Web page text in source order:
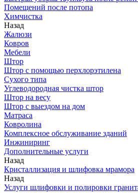
Помещений после потопа
Химчистка
Назад
Жалюзи
Ковров
Мебели
Штор
Штор с помощью перхлорэтилена
Сухого типа
Углеводородная чистка штор
Штор на весу
Штор с выездом на дом
Матраса
Ковролина
Комплексное обслуживание зданий
Инжиниринг
Дополнительные услуги
Назад
Кристаллизация и шлифовка мрамора
Назад
Услуги шлифовки и полировки